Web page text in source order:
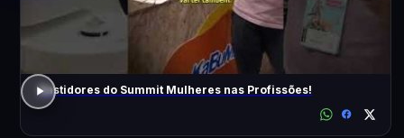
Bastidores do Summit Mulheres nas Profissões!